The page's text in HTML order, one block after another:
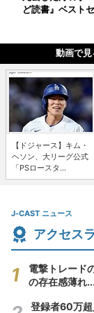
ど読書』ベスト
動画で見
【ドジャース】キム・
ヘソン、大リーグ公式
「PSロースタ...
J-CAST ニュース
アクセス
電撃トレード
の存在感薄れ
登録者60万